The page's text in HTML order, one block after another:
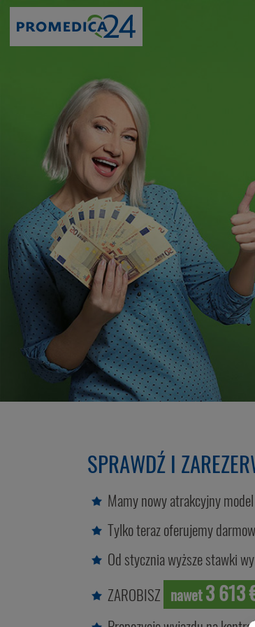
SPRAWDŹ I
Mamy nowy atrakcyjny
Tylko teraz oferujemy
Od stycznia wyższe stawki
ZAROBISZ nawet3 613